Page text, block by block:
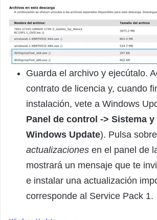
Guarda el archivo y ejecútalo.
contrato de licencia y, cuando
instalación, vete a Windows
Panel de control -> Sistema
Windows Update). Pulsa sobre
actualizaciones en el panel de
mostrará un mensaje que te
e instalar una actualización
corresponde al Service Pack 1.